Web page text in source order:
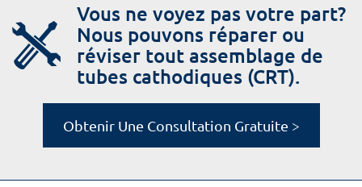
Vous ne voyez pas votre part?
Nous pouvons réparer ou
réviser tout assemblage de
tubes cathodiques (CRT).
Obtenir Une Consultation Gratuite >